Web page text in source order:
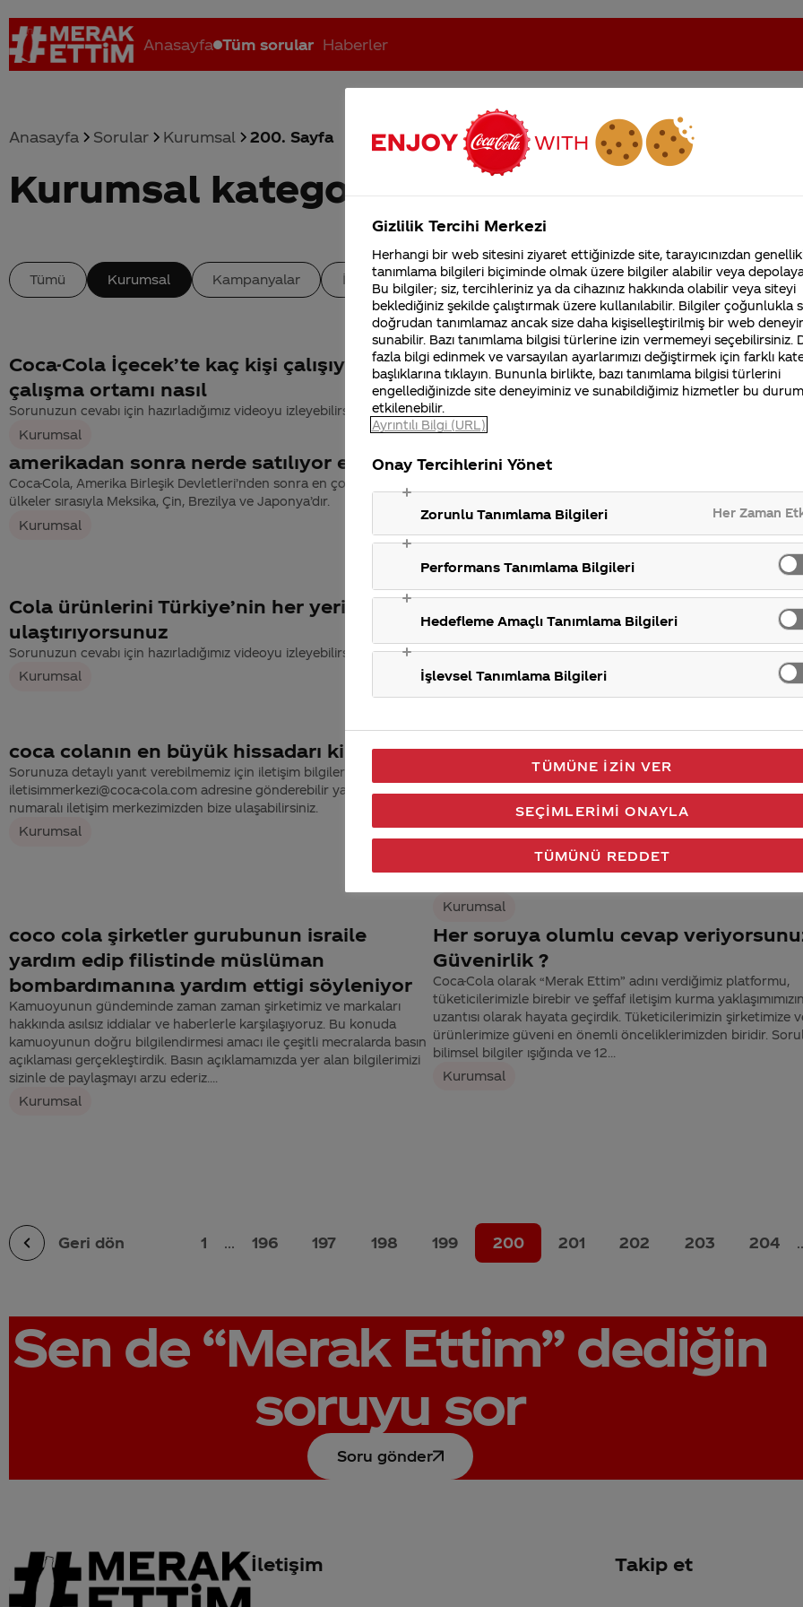
Anasayfa Tüm sorular Haberler
Coca-Cola nerenin malı? Coca cola İsrail malı mı Yani ... Coca-Cola'nın Filistin'de fabr...
Anasayfa Sorular Kurumsal 200. Sayfa
Kurumsal kategorisindeki sorular
Tümü Kurumsal Kampanyalar İçerik Sürdürülebilirlik Marka
Coca-Cola İçecek’te kaç kişi çalışıyor ve
çalışma ortamı nasıl
Sorunuzun cevabı için hazırladığımız videoyu izleyebilirsiniz.
Kurumsal
Coca-Cola İçecekte yetenek
nasıl yapıyorsunz
Sorunuzun cevabı için hazırladığımız videoyu izleyebilirsiniz.
Kurumsal
amerikadan sonra nerde satılıyor en çok
Coca-Cola, Amerika Birleşik Devletleri’nden sonra en çok tüketilen
ülkeler sırasıyla Meksika, Çin, Brezilya ve Japonya’dır.
Kurumsal
coco cola nın sahibi kim
satılabilmektedir. Dolayısı ile Coca-Cola’nın tek bir sahibi
bulunmamaktadır. Bugün şirketin 230 binin üzerinde
Cola ürünlerini Türkiye’nin her yerine nasıl
ulaştırıyorsunuz
Sorunuzun cevabı için hazırladığımız videoyu izleyebilirsiniz.
Kurumsal
Coca-Cola, 1886 yılında Eczacı Dr. John Pemberton
ferahlatıcı bir içecek olarak üretilmiştir. Coca-Cola, onu üreten
Dr. John Pemberton’ın muhasebecisi Frank Robinson’ın isim
önerisidir. Bu öneriyi 2 C harfinin yan yana ve reklam
estetik duracağını düşünerek yapmı...
coca colanın en büyük hissadarı kimdir ?
Sorunuza detaylı yanıt verebilmemiz için iletişim bilgilerinizi
iletisimmerkezi@coca-cola.com adresine gönderebilir ya da 444 3040
numaralı iletişim merkezimizden bize ulaşabilirsiniz.
Kurumsal
Bu işe yaramaz, veled-i zina Türklerin
saçma salak sorularına yanıt verirken
kendinizi aptal gibi hissediyor
(Ciddiyim)
Sorunuza detaylı yanıt verebilmemiz için iletişim bilgilerinizi
iletisimmerkezi@coca-cola.com adresine gönderebilir ya da
Kurumsal
coco cola şirketler gurubunun israile
yardım edip filistinde müslüman
bombardımanına yardım ettigi söyleniyor
Kamuoyunun gündeminde zaman zaman şirketimiz ve markaları
hakkında asılsız iddialar ve haberlerle karşılaşıyoruz. Bu konuda
kamuoyunun doğru bilgilendirmesi amacı ile çeşitli mecralarda basın
açıklaması gerçekleştirdik. Basın açıklamamızda yer alan bilgilerimizi
sizinle de paylaşmayı arzu ederiz....
Kurumsal
Her soruya olumlu cevap
Güvenirlik ?
Coca-Cola olarak “Merak Ettim” adını verdiğimiz platformu,
tüketicilerimizle birebir ve şeffaf iletişim kurma
uzantısı olarak hayata geçirdik. Tüketicilerimizin şirketimize
ürünlerimize güveni en önemli önceliklerimizden biridir.
bilimsel bilgiler ışığında ve 12...
Kurumsal
Geri dön 1 ... 196 197 198 199 200 201 202 203 204
Sen de “Merak Ettim”dediğin
soruyu sor
Soru gönder
İletişim Takip et
Kurumsal
4355 Soru
Coca-Cola Şirketi
merak ettikleriniz.
Fabrikalarımız,
sertifikalarımız, faaliyet
gösterdiğimiz ülkeler,
tarihçemiz ve daha
Gizlilik Tercihi Merkezi
Herhangi bir web sitesini ziyaret ettiğinizde site, tarayıcınızdan
tanımlama bilgileri biçiminde olmak üzere bilgiler alabilir veya
Bu bilgiler; siz, tercihleriniz ya da cihazınız hakkında olabilir veya siteyi
beklediğiniz şekilde çalıştırmak üzere kullanılabilir. Bilgiler çoğunlukla
doğrudan tanımlamaz ancak size daha kişiselleştirilmiş bir web
sunabilir. Bazı tanımlama bilgisi türlerine izin vermemeyi seçebilirsiniz.
fazla bilgi edinmek ve varsayılan ayarlarımızı değiştirmek için farklı
başlıklarına tıklayın. Bununla birlikte, bazı tanımlama bilgisi türlerini
engellediğinizde site deneyiminiz ve sunabildiğimiz hizmetler bu
etkilenebilir.
Ayrıntılı Bilgi (URL)
Onay Tercihlerini Yönet
Zorunlu Tanımlama Bilgileri Her Zaman
Performans Tanımlama Bilgileri
Hedefleme Amaçlı Tanımlama Bilgileri
İşlevsel Tanımlama Bilgileri
TÜMÜNE İZIN VER
TÜMÜNÜ REDDET
SEÇIMLERIMI ONAYLA